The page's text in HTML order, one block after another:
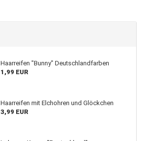
Haarreifen "Bunny" Deutschlandfarben
1,99 EUR
Haarreifen mit Elchohren und Glöckchen
3,99 EUR